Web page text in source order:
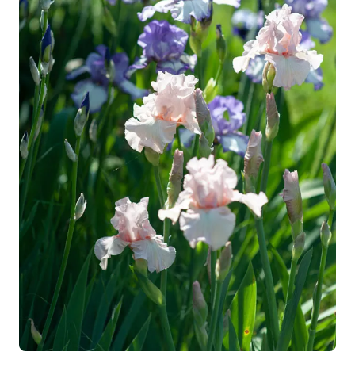
80 cm
INTÉRÊT DÉCORATIF
Floraison décorative
LARGEUR ADULTE
30 cm
TYPE DE SOL
Léger, Tous
RUSTICITÉ
Très rustique